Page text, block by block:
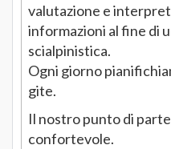
valutazione e
informazioni al fine di
scialpinistica.
Ogni giorno
gite.
Il nostro punto di
confortevole.